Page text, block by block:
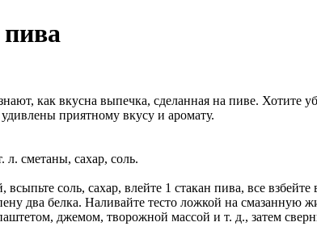
как вкусна выпечка, сделанная на пиве.
приятному вкусу и аромату.
л. сметаны, сахар, соль.
соль, сахар, влейте 1 стакан пива, все
два белка. Наливайте тесто ложкой на
джемом, творожной массой и т. д., затем